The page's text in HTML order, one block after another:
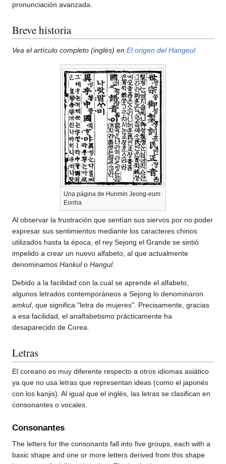
pronunciación avanzada.
Breve historia
Vea el artículo completo (inglés) en El origen del Hangeul
Una página de Hunmin Jeong-eum
Eonha
Al observar la frustración que sentían sus siervos por no poder
expresar sus sentimientos mediante los caracteres chinos
utilizados hasta la época, el rey Sejong el Grande se sintió
impelido a crear un nuevo alfabeto, al que actualmente
denominamos Hankulo Hangul.
Debido a la facilidad con la cual se aprende el alfabeto,
algunos letrados contemporáneos a Sejong lo denominaron
amkul, que significa "letra de mujeres". Precisamente, gracias
a esa facilidad, el analfabetismo prácticamente ha
desaparecido de Corea.
Letras
El coreano es muy diferente respecto a otros idiomas asiático
ya que no usa letras que representan ideas (como el japonés
con los kanjis). Al igual que el inglés, las letras se clasifican en
consonantes o vocales.
Consonantes
The letters for the consonants fall into five groups, each with a
basic shape and one or more letters derived from this shape